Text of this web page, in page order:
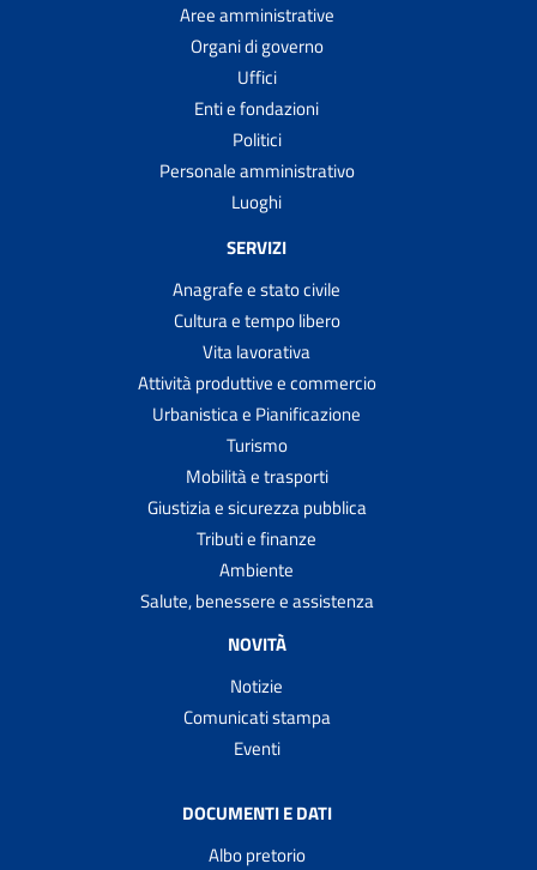
Aree amministrative
Organi di governo
Uffici
Enti e fondazioni
Politici
Personale amministrativo
Luoghi
SERVIZI
Anagrafe e stato civile
Cultura e tempo libero
Vita lavorativa
Attività produttive e commercio
Urbanistica e Pianificazione
Turismo
Mobilità e trasporti
Giustizia e sicurezza pubblica
Tributi e finanze
Ambiente
Salute, benessere e assistenza
NOVITÀ
Notizie
Comunicati stampa
Eventi
DOCUMENTI E DATI
Albo pretorio